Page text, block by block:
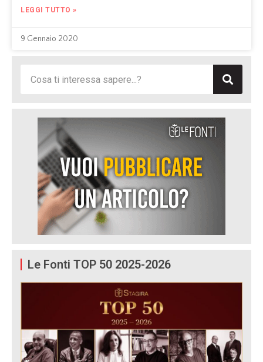
LEGGI TUTTO »
9 Gennaio 2020
Le Fonti TOP 50 2025-2026